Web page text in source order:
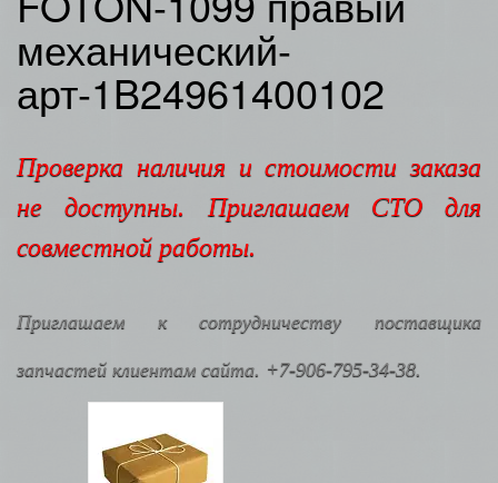
механический-
арт-1B24961400102
Проверка наличия и стоимости заказа
не доступны. Приглашаем СТО для
совместной работы.
Приглашаем к сотрудничеству поставщика
запчастей клиентам сайта. +7-906-795-34-38.